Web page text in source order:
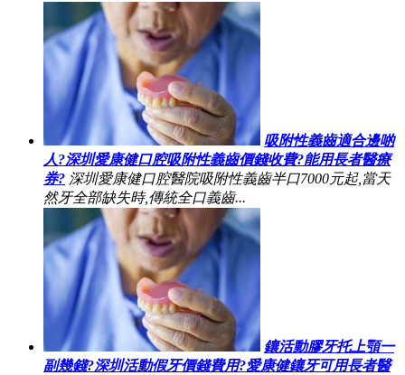
吸附性義齒適合邊啲
人?深圳愛康健口腔吸附性義齒價錢收費?能用長者醫療
券? 深圳愛康健口腔醫院吸附性義齒半口7000元起,當天
然牙全部缺失時,傳統全口義齒...
鑲活動膠牙托上顎一
副幾錢?深圳活動假牙價錢費用?愛康健鑲牙可用長者醫